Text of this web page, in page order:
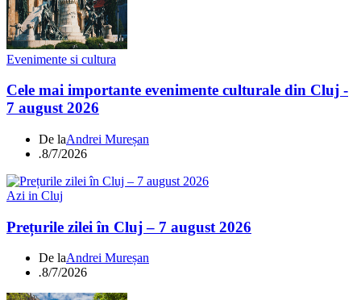
Evenimente si cultura
Cele mai importante evenimente culturale din Cluj -
7 august 2026
De laAndrei Mureșan
.8/7/2026
Azi in Cluj
Prețurile zilei în Cluj – 7 august 2026
De laAndrei Mureșan
.8/7/2026